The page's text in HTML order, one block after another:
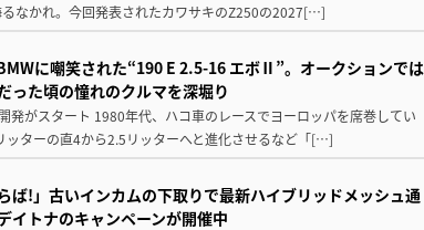
なかれ。今回発表されたカワサキのZ250の2027[…]
に嘲笑された“190 E 2.5-16 エボⅡ”。オークションでは
った頃の憧れのクルマを深堀り
発がスタート 1980年代、ハコ車のレースでヨーロッパを席巻してい
ッターの直4から2.5リッターへと進化させるなど「[…]
ば!」古いインカムの下取りで最新ハイブリッドメッシュ通
イトナのキャンペーンが開催中